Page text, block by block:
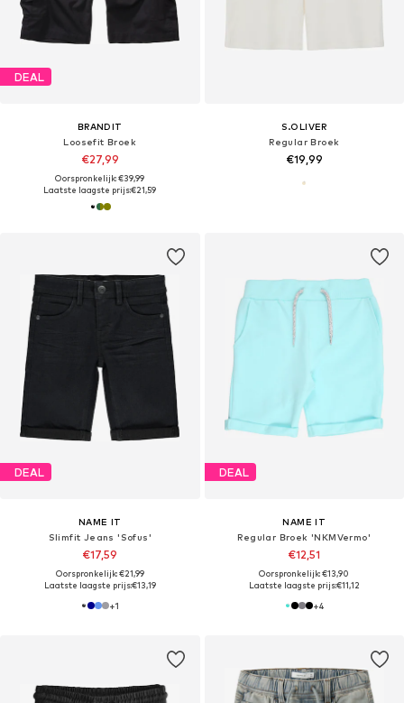
DEAL
BRANDIT
Loosefit Broek
€27,99
Oorspronkelijk: €39,99
Laatste laagste prijs:€21,59
S.OLIVER
Regular Broek
€19,99
DEAL
NAME IT
Slimfit Jeans 'Sofus'
€17,59
Oorspronkelijk: €21,99
Laatste laagste prijs:€13,19
+1
DEAL
NAME IT
Regular Broek 'NKMVermo'
€12,51
Oorspronkelijk: €13,90
Laatste laagste prijs:€11,12
+4